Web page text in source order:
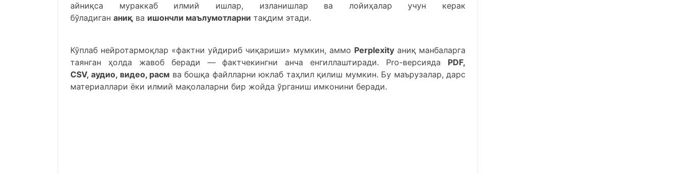
айниқса мураккаб илмий ишлар, изланишлар ва лойиҳалар учун керак
бўладиган аниқ ва ишончли маълумотларни тақдим этади.
Кўплаб нейротармоқлар «фактни уйдириб чиқариши» мумкин, аммо Perplexity аниқ манбаларга
таянган ҳолда жавоб беради — фактчекингни анча енгиллаштиради. Prо-версияда PDF,
CSV, аудио, видео, расм ва бошқа файлларни юклаб таҳлил қилиш мумкин. Бу маърузалар, дарс
материаллари ёки илмий мақолаларни бир жойда ўрганиш имконини беради.